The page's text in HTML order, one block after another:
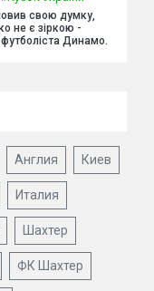
свою думку,
не є зіркою -
Динамо.
Англия Киев
Италия
Шахтер
ФК Шахтер